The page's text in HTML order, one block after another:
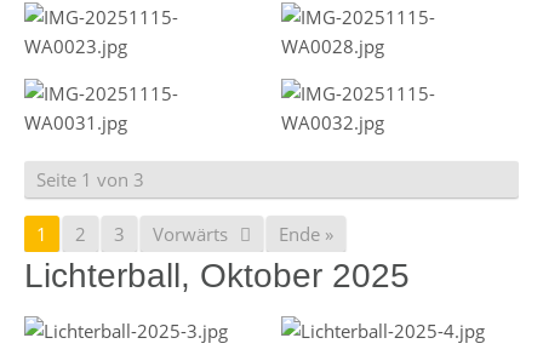
Seite 1 von 3
1 2 3 Vorwärts Ende »
Lichterball, Oktober 2025